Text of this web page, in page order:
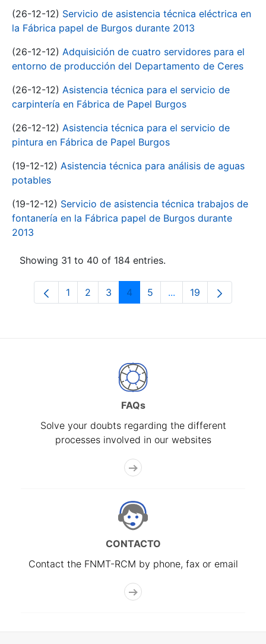
(26-12-12) Servicio de asistencia técnica eléctrica en
la Fábrica papel de Burgos durante 2013
(26-12-12) Adquisición de cuatro servidores para el
entorno de producción del Departamento de Ceres
(26-12-12) Asistencia técnica para el servicio de
carpintería en Fábrica de Papel Burgos
(26-12-12) Asistencia técnica para el servicio de
pintura en Fábrica de Papel Burgos
(19-12-12) Asistencia técnica para análisis de aguas
potables
(19-12-12) Servicio de asistencia técnica trabajos de
fontanería en la Fábrica papel de Burgos durante
2013
Showing 31 to 40 of 184 entries.
Page
1 Page
2 Page
3 Page
4 Page
5 ...Intermediate Pages
Page
19
FAQs
Solve your doubts regarding the different
processes involved in our websites
CONTACTO
Contact the FNMT-RCM by phone, fax or email